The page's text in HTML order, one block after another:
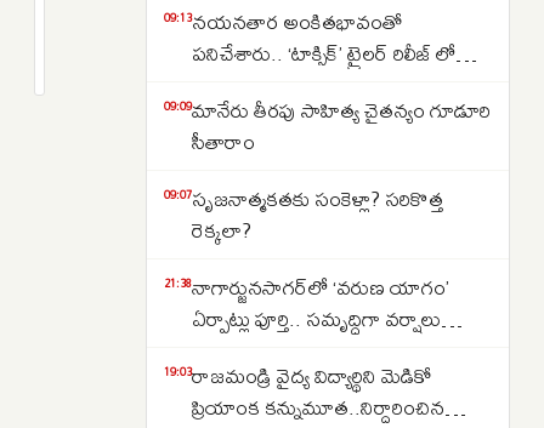
09:13నయనతార అంకితభావంతో
పనిచేశారు.. ‘టాక్సిక్’ ట్రైలర్ రిలీజ్ లో
09:09మానేరు తీరపు సాహిత్య చైతన్యం గూడూరి
సీతారాం
09:07సృజనాత్మకతకు సంకెళ్లా? సరికొత్త
రెక్కలా?
21:38నాగార్జునసాగర్‌లో ‘వరుణ యాగం’
ఏర్పాట్లు పూర్తి.. సమృద్ధిగా వర్షాలు
మహాక్రతువు
19:03రాజమండ్రి వైద్య విద్యార్థిని మెడికో
ప్రియాంక కన్నుమూత..నిర్దారించిన